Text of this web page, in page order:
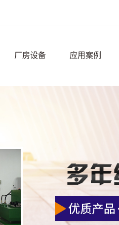
厂房设备 应用案例